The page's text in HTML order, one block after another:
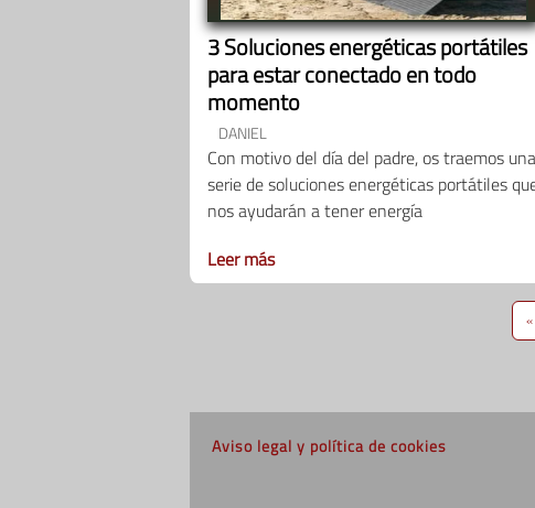
3 Soluciones energéticas portátiles
para estar conectado en todo
momento
DANIEL
Con motivo del día del padre, os traemos una
serie de soluciones energéticas portátiles
nos ayudarán a tener energía
Leer más
Aviso legal y política de cookies